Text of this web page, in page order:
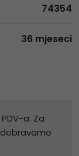
74354
36 mjeseci
a. Za